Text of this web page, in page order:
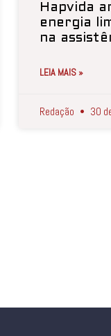
Hapvida
energia
na
LEIA MAIS »
Redação 30